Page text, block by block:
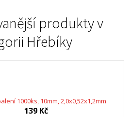
produkty v
Hřebíky
1000ks, 10mm, 2,0x0,52x1,2mm
139 Kč